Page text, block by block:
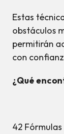
Estas
obstáculos
permitirán
con
¿Qué
42